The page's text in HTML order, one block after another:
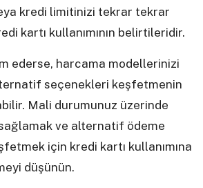
kredi limitinizi tekrar tekrar
kartı kullanımının belirtileridir.
ederse, harcama modellerinizi
seçenekleri keşfetmenin
Mali durumunuz üzerinde
ve alternatif ödeme
için kredi kartı kullanımına
düşünün.